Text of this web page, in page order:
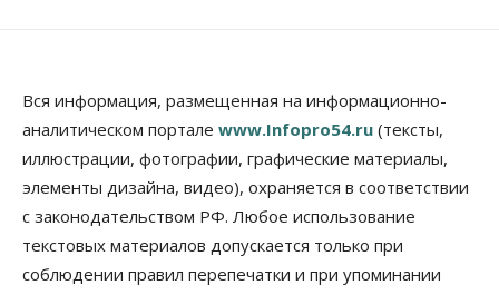
В Новосибирске прошёл митинг
против нового закона о памятниках
07 Августа 2026, 18:00
Бизнес
В аэропорту Толмачёво завершены работы по
бетонированию рулежных дорожек
07 Августа 2026, 17:00
Вся информация, размещенная на информационно-
аналитическом портале www.Infopro54.ru (тексты,
иллюстрации, фотографии, графические материалы,
элементы дизайна, видео), охраняется в соответствии
с законодательством РФ. Любое использование
текстовых материалов допускается только при
соблюдении правил перепечатки и при упоминании